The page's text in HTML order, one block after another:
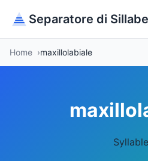
Separatore di Sillabe
Home maxillolabiale